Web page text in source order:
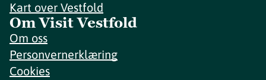
Kart over Vestfold
Om Visit Vestfold
Om oss
Personvernerklæring
Cookies